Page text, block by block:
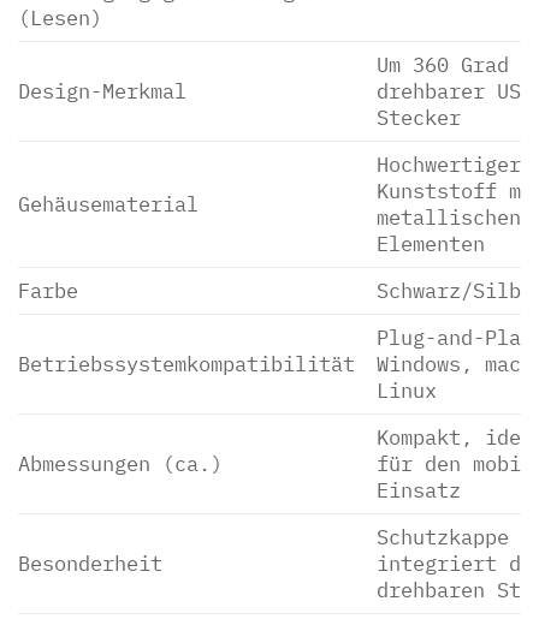
(Lesen)
Design-Merkmal
Um 360 Grad
drehbarer
Stecker
Gehäusematerial
Hochwertiger
Kunststoff
metallischen
Elementen
Farbe
Schwarz/
Betriebssystemkompatibilität
Plug-and-
Windows,
Linux
Abmessungen (ca.)
Kompakt,
für den
Einsatz
Besonderheit
Schutzkappe
integriert
drehbaren